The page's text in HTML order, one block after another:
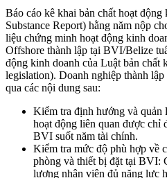
Báo cáo kê khai bản chất hoạt
Substance Report) hằng năm nộp
liệu chứng minh hoạt động kinh
Offshore thành lập tại BVI/Belize
động kinh doanh của Luật bản chất
legislation). Doanh nghiệp thành
qua các nội dung sau:
Kiểm tra định hướng và
hoạt động liên quan được chỉ
BVI suốt năm tài chính.
Kiểm tra mức độ phù hợp về
phòng và thiết bị đặt tại BVI:
lượng nhân viên đủ năng lực